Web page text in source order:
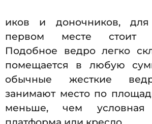
иков и доночников,
первом месте стоит
Подобное ведро легко
помещается в любую
обычные жесткие
занимают место по
меньше, чем условная